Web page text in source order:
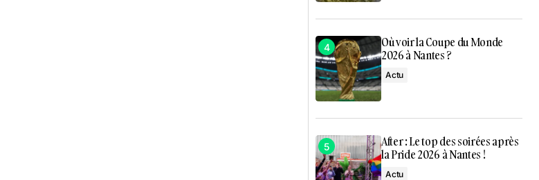
Où voir la Coupe du Monde
2026 à Nantes ?
Actu
After : Le top des soirées après
la Pride 2026 à Nantes !
Actu